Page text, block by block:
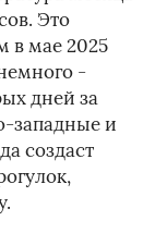
Это
в мае 2025
-
дней за
западные и
создаст